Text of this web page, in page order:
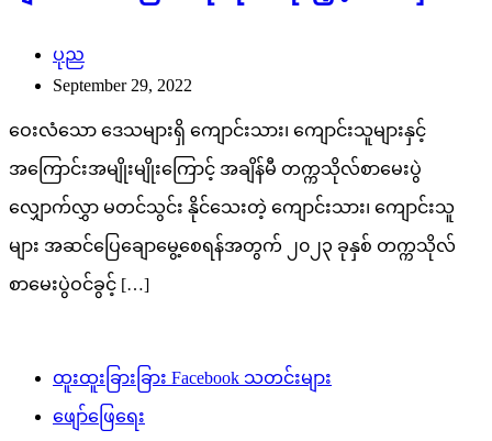
ပုည
September 29, 2022
ဝေးလံသော ဒေသများရှိ ကျောင်းသား၊ ကျောင်းသူများနှင့်
အကြောင်းအမျိုးမျိုးကြောင့် အချိန်မီ တက္ကသိုလ်စာမေးပွဲ
လျှောက်လွှာ မတင်သွင်း နိုင်သေးတဲ့ ကျောင်းသား၊ ကျောင်းသူ
များ အဆင်ပြေချောမွေ့စေရန်အတွက် ၂၀၂၃ ခုနှစ် တက္ကသိုလ်
စာမေးပွဲဝင်ခွင့် […]
ထူးထူးခြားခြား Facebook သတင်းများ
ဖျော်ဖြေရေး